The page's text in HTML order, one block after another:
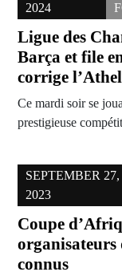
2024
Ligue des
Barça et file
corrige
Ce mardi soir se
prestigieuse
SEPTEMBER 27,
2023
Coupe
organisateurs
connus